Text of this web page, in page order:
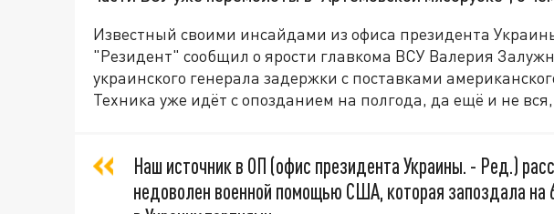
Известный своими инсайдами из офиса президента
"Резидент" сообщил о ярости главкома ВСУ Валерия
украинского генерала задержки с поставками
Техника уже идёт с опозданием на полгода, да ещё и не
Наш источник в ОП (офис президента Украины. - Ред.)
недоволен военной помощью США, которая запоздала на